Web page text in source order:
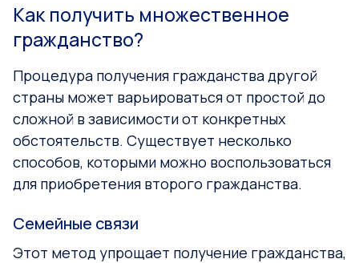
Как получить множественное
гражданство?
Процедура получения гражданства другой
страны может варьироваться от простой до
сложной в зависимости от конкретных
обстоятельств. Существует несколько
способов, которыми можно воспользоваться
для приобретения второго гражданства.
Семейные связи
Этот метод упрощает получение гражданства,